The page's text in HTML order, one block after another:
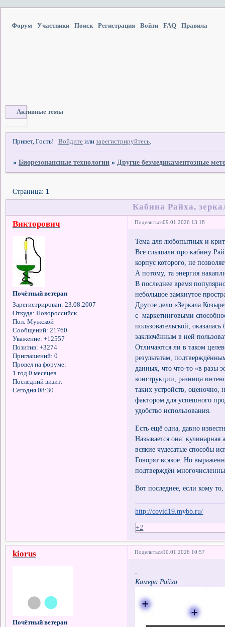
Форум Участники Поиск Регистрация Войти FAQ Правила
Активные темы
Привет, Гость! Войдите илизарегистрируйтесь.
»Биорезонансные технологии » Другие безмедикаментозные
Кабина Райха,
Страница: 1
Поделиться09.01.2026 13:18
Викторович
Почётный ветеран
Зарегистрирован: 23.08.2007
Откуда: Новороссийск
Пол: Мужской
Сообщений: 21760
Уважение: +12557
Позитив: +3274
Приглашений: 0
Провел на форуме:
1 год 0 месяцев
Последний визит:
Сегодня 08:30
Тема для любопытных и
Все слышали про кабину
корпус которого, не
А потому, та энергия
В последнее время
небольшое замкнутое
Другое дело «Зеркала
с маркетинговыми
пользовательской,
заключённым в ней
Отличаются ли в таком
результатам,
данных, что что-то «в разы
конструкции, разница
таких устройств, оценочно,
фактором для успешного
удобство использования.
Есть ещё одна, давно
Называется она:
всякие чудесатые способы
Говорят всякое. Но
подтверждён
Вот последнее, если кому
http://covid19.mybb.ru/
+2
Поделиться10.01.2026 10:57
kiorus
Почётный ветеран
Камера Райха